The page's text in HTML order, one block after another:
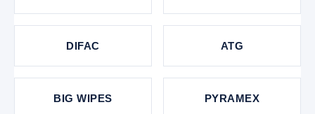
DIFAC ATG
BIG WIPES PYRAMEX